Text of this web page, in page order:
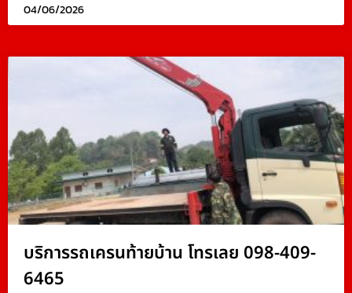
04/06/2026
บริการรถเครนท้ายบ้าน โทรเลย 098-409-
6465